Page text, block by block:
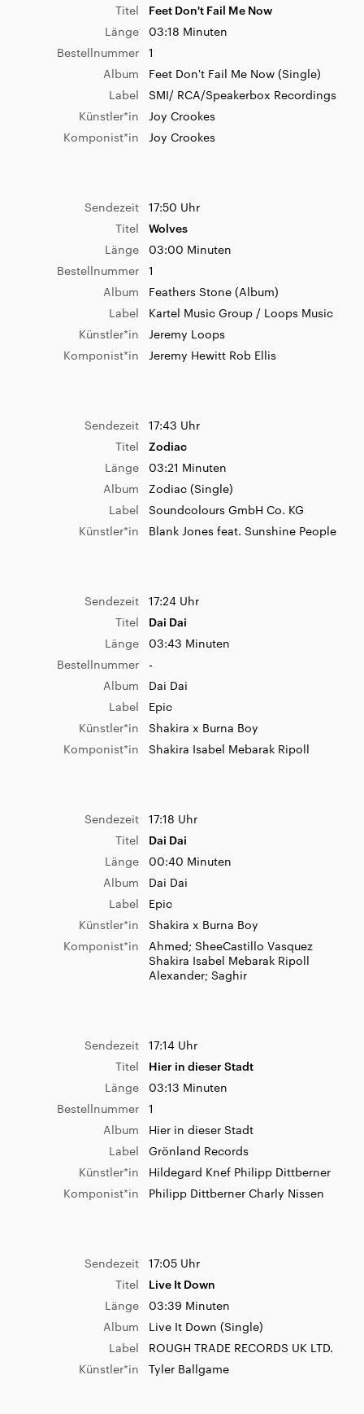
Sendezeit
08:34 Uhr
Titel
Alright
Länge
03:11 Minuten
Bestellnummer
1
Toni Tkalec
Künstler*in
Current Swell
Komponist*in
Scott Stanton DaveLang
Album
Kraftrille – 5 Jahre R.SH (Radio
Schleswig-Holstein)
Label
POLYPHON
Künstler*in
Fine Young Cannibals
Komponist*in
David , Gift, Roland Steele
Sendezeit
08:14 Uhr
Bestellnummer
1
Album
Dear life (Album)
Label
Massive 92
Künstler*in
David Gray x Talia Rae
Komponist*in
David Gray DavidGray
08:05 Uhr
Sendezeit
07:37 Uhr
Titel
Bad Girl July
Länge
03:57 Minuten
Sendezeit
07:34 Uhr
Titel
Paloma
Länge
02:36 Minuten
Titel
Feet Don't Fail Me Now
Länge
03:18 Minuten
Bestellnummer
1
Album
Feet Don't Fail Me Now (Single)
Label
SMI/ RCA/Speakerbox Recordings
Künstler*in
Joy Crookes
Komponist*in
Joy Crookes
Sendezeit
17:50 Uhr
Titel
Wolves
Länge
03:00 Minuten
Bestellnummer
1
Album
Feathers Stone (Album)
Label
Kartel Music Group / Loops Music
Künstler*in
Jeremy Loops
Komponist*in
Jeremy Hewitt Rob Ellis
Sendezeit
17:43 Uhr
Titel
Zodiac
Länge
03:21 Minuten
Album
Zodiac (Single)
Label
Soundcolours GmbH Co. KG
Künstler*in
Blank Jones feat. Sunshine People
Sendezeit
17:24 Uhr
Titel
Dai Dai
Länge
03:43 Minuten
Bestellnummer
-
Album
Dai Dai
Label
Epic
Künstler*in
Shakira x Burna Boy
Komponist*in
Shakira Isabel Mebarak Ripoll
Sendezeit
17:18 Uhr
Titel
Dai Dai
Länge
00:40 Minuten
Album
Dai Dai
Label
Epic
Künstler*in
Shakira x Burna Boy
Komponist*in
Ahmed; SheeCastillo Vasquez
Shakira Isabel Mebarak Ripoll
Alexander; Saghir
Sendezeit
17:14 Uhr
Titel
Hier in dieser Stadt
Länge
03:13 Minuten
Bestellnummer
1
Album
Hier in dieser Stadt
Label
Grönland Records
Künstler*in
Hildegard Knef Philipp Dittberner
Komponist*in
Philipp Dittberner Charly Nissen
Sendezeit
17:05 Uhr
Titel
Live It Down
Länge
03:39 Minuten
Album
Live It Down (Single)
Label
ROUGH TRADE RECORDS UK LTD.
Künstler*in
Tyler Ballgame